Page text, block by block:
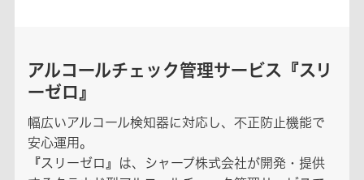
アルコールチェック管理サービス『スリ
ーゼロ』
幅広いアルコール検知器に対応し、不正防止機能で
安心運用。
『スリーゼロ』は、シャープ株式会社が開発・提供